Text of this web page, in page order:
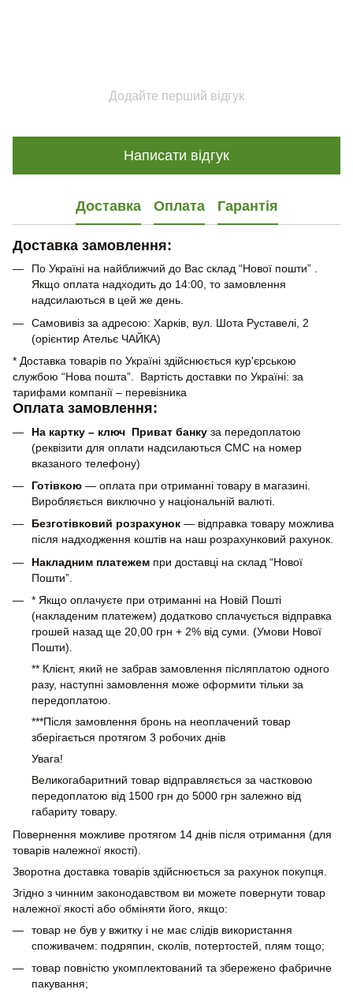
Додайте перший відгук
Написати відгук
Доставка Оплата Гарантія
Доставка замовлення:
По Україні на найближчий до Вас склад “Нової пошти” .
Якщо оплата надходить до 14:00, то замовлення
надсилаються в цей же день.
Самовивіз за адресою: Харків, вул. Шота Руставелі, 2
(орієнтир Ательє ЧАЙКА)
* Доставка товарів по Україні здійснюється кур'єрською
службою “Нова пошта”. Вартість доставки по Україні: за
тарифами компанії – перевізника
Оплата замовлення:
На картку – ключ Приват банку за передоплатою
(реквізити для оплати надсилаються СМС на номер
вказаного телефону)
Готівкою — оплата при отриманні товару в магазині.
Виробляється виключно у національній валюті.
Безготівковий розрахунок — відправка товару можлива
після надходження коштів на наш розрахунковий рахунок.
Накладним платежем при доставці на склад “Нової
Пошти”.
* Якщо оплачуєте при отриманні на Новій Пошті
(накладеним платежем) додатково сплачується відправка
грошей назад ще 20,00 грн + 2% від суми. (Умови Нової
Пошти).
** Клієнт, який не забрав замовлення післяплатою одного
разу, наступні замовлення може оформити тільки за
передоплатою.
***Після замовлення бронь на неоплачений товар
зберігається протягом 3 робочих днів
Увага!
Великогабаритний товар відправляється за частковою
передоплатою від 1500 грн до 5000 грн залежно від
габариту товару.
Повернення можливе протягом 14 днів після отримання (для
товарів належної якості).
Зворотна доставка товарів здійснюється за рахунок покупця.
Згідно з чинним законодавством ви можете повернути товар
належної якості або обміняти його, якщо:
товар не був у вжитку і не має слідів використання
споживачем: подряпин, сколів, потертостей, плям тощо;
товар повністю укомплектований та збережено фабричне
пакування;